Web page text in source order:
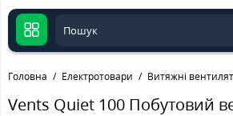
Головна Електротовари Витяжні
Vents Quiet 100 Побутовий